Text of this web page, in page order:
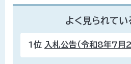
よく見られてい
1位 入札公告（令和8年7月